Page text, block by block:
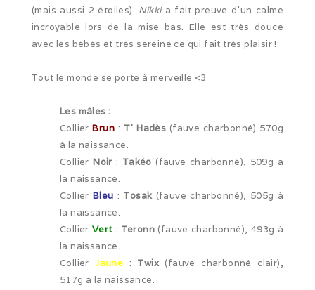
Mon histoire
Journée Tolling (08/26)
Balade en famille (05/26)
Cruft (03/26)
Après-midi à la neige (02/26)
Expo Münsingen (01/26)
(mais aussi 2 étoiles). Nikkia fait preuve d’un calme
incroyable lors de la mise bas. Elle est très douce
avec les bébés et très sereine ce qui fait très plaisir !
Tout le monde se porte à merveille <3
Les mâles :
CollierBrun : T’ Hadès (fauve charbonné) 570g
à la naissance.
CollierNoir : Takéo (fauve charbonné), 509g à
la naissance.
Collier Bleu : Tosak(fauve charbonné), 505g à
la naissance.
CollierVert : Teronn (fauve charbonné), 493g à
la naissance.
CollierJaune : Twix (fauve charbonné clair),
517g à la naissance.